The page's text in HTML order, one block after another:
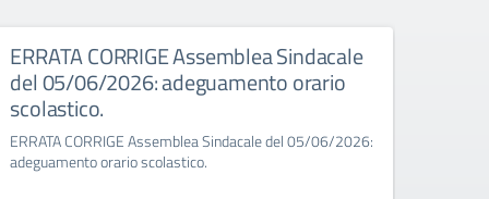
ERRATA CORRIGE Assemblea Sindacale
del 05/06/2026: adeguamento orario
scolastico.
ERRATA CORRIGE Assemblea Sindacale del 05/06/2026:
adeguamento orario scolastico.